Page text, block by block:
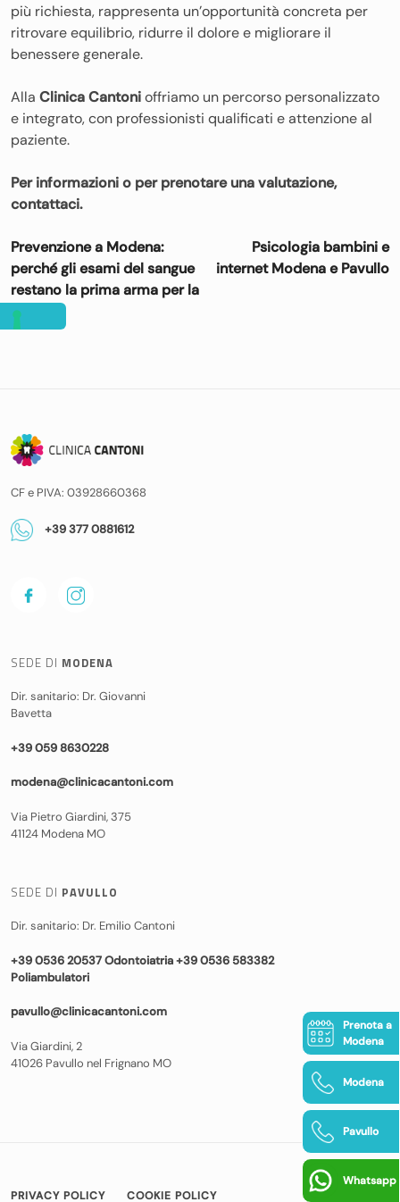
Prenota a
Modena
Modena
Pavullo
Whatsapp
più richiesta, rappresenta un’opportunità concreta per
ritrovare equilibrio, ridurre il dolore e migliorare il
benessere generale.
Alla Clinica Cantonioffriamo un percorso personalizzato
e integrato, con professionisti qualificati e attenzione al
paziente.
Per informazioni o per prenotare una valutazione,
contattaci.
Navigazione
articoli
Prevenzione a Modena:
perché gli esami del sangue
restano la prima arma per la
salute
Psicologia bambini e
internet Modena e Pavullo
CF e PIVA: 03928660368
+39 377 0881612
SEDE DI MODENA
Dir. sanitario: Dr. Giovanni
Bavetta
+39 059 8630228
modena@clinicacantoni.com
Via Pietro Giardini, 375
41124 Modena MO
SEDE DI PAVULLO
Dir. sanitario: Dr. Emilio Cantoni
+39 0536 20537 Odontoiatria +39 0536 583382
Poliambulatori
pavullo@clinicacantoni.com
Via Giardini, 2
41026 Pavullo nel Frignano MO
PRIVACY POLICY COOKIE POLICY